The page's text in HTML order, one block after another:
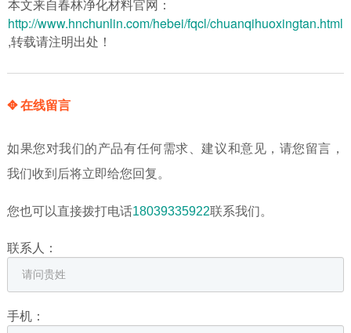
本文来自春林净化材料官网：
http://www.hnchunlin.com/hebei/fqcl/chuanqihuoxingtan.html
,转载请注明出处！
✥ 在线留言
如果您对我们的产品有任何需求、建议和意见，请您留言，
我们收到后将立即给您回复。
您也可以直接拨打电话18039335922联系我们。
联系人：
手机：